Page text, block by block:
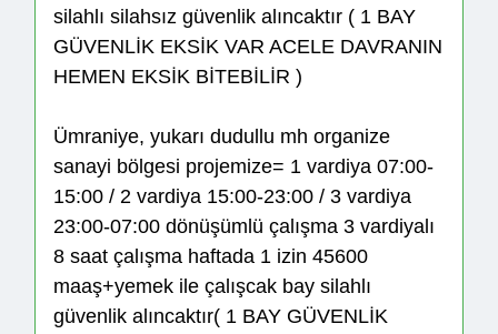
silahlı silahsız güvenlik alıncaktır ( 1 BAY
GÜVENLİK EKSİK VAR ACELE DAVRANIN
HEMEN EKSİK BİTEBİLİR )
Ümraniye, yukarı dudullu mh organize
sanayi bölgesi projemize= 1 vardiya 07:00-
15:00 / 2 vardiya 15:00-23:00 / 3 vardiya
23:00-07:00 dönüşümlü çalışma 3 vardiyalı
8 saat çalışma haftada 1 izin 45600
maaş+yemek ile çalışcak bay silahlı
güvenlik alıncaktır( 1 BAY GÜVENLİK